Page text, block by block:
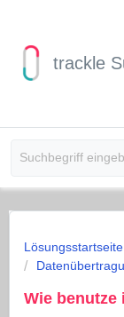
trackle
Lösungsstartseite
Wie benutze